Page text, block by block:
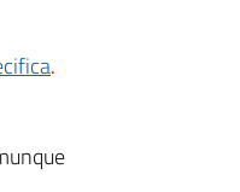
.